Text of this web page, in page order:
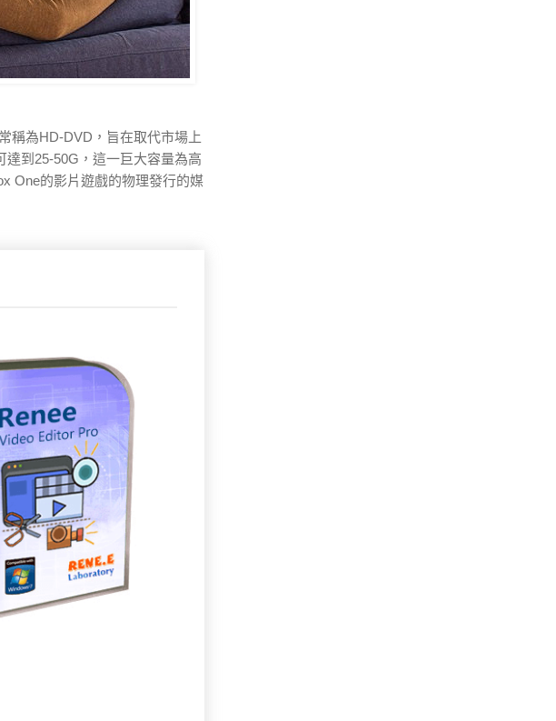
稱為HD-DVD，旨在取代市場上
到25-50G，這一巨大容量為高
One的影片遊戲的物理發行的媒